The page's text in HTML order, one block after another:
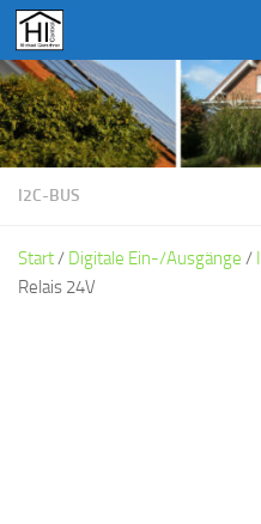
Unter dem Inhalt
I2C-BUS
Start/ Digitale Ein-/Ausgänge /
Relais 24V